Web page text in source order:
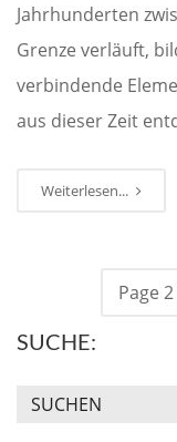
Jahrhunderten
Grenze verläuft,
verbindende
aus dieser Zeit
Weiterlesen...
Page
SUCHE: